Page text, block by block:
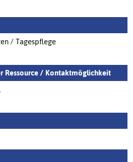
/ Tagespflege
Ressource / Kontaktmöglichkeit